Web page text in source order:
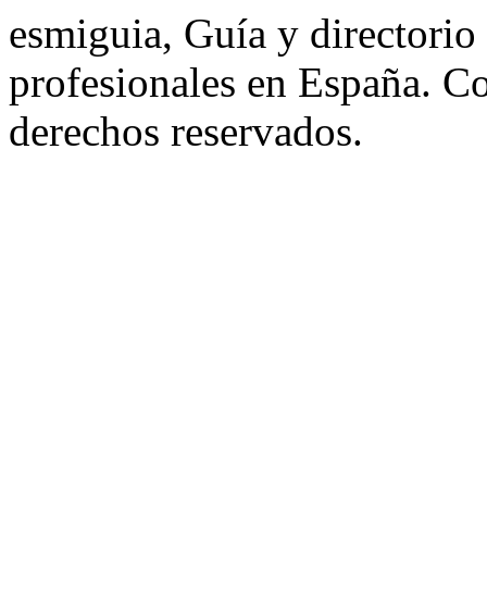
esmiguia, Guía y directorio
profesionales en España.
derechos reservados.